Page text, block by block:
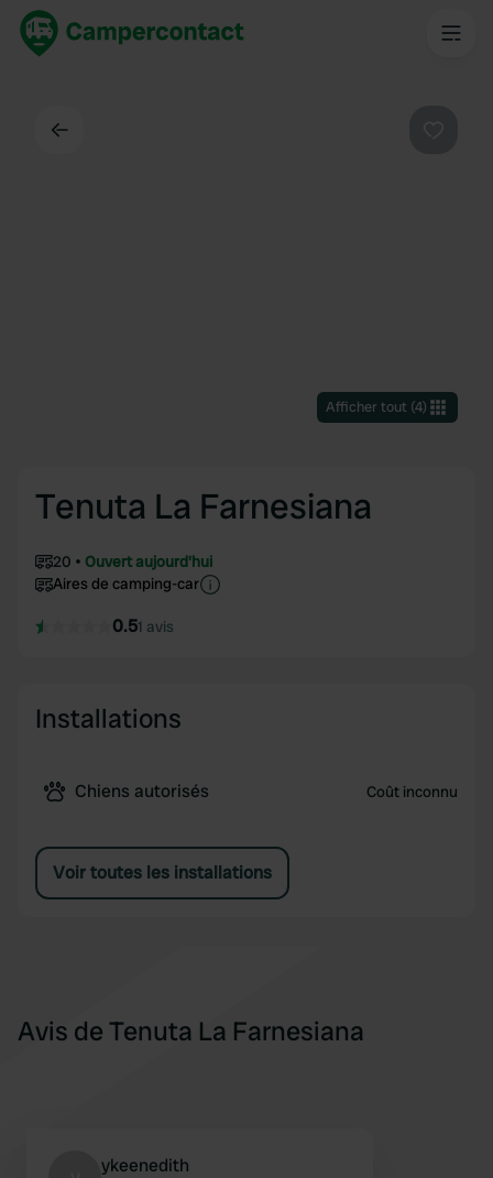
Afficher tout(4)
Tenuta La Farnesiana
20
Ouvert aujourd'hui
Aires de camping-car
0.51 avis
Installations
Chiens autorisés Coût inconnu
Voir toutes les installations
Avis de Tenuta La Farnesiana
ykeenedith